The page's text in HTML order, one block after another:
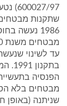
1986 נעשה
עד לשינוי
הפנסיה
מבטחים בלא